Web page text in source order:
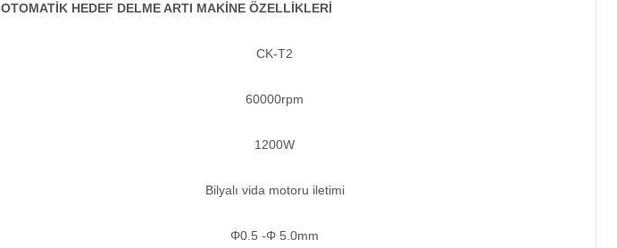
OTOMATİK HEDEF DELME ARTI MAKİNE ÖZELLİKLERİ
CK-T2
60000rpm
1200W
Bilyalı vida motoru iletimi
Φ0.5 -Φ 5.0mm